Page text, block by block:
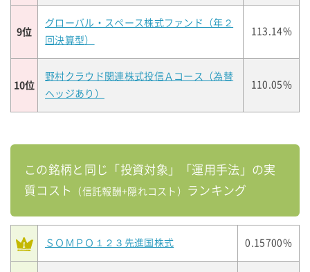
9位
グローバル・スペース株式ファンド（年２
回決算型）
113.14%
10位
野村クラウド関連株式投信Ａコース（為替
ヘッジあり）
110.05%
この銘柄と同じ「投資対象」「運用手法」の実
質コスト
（信託報酬+隠れコスト） ランキング
ＳＯＭＰＯ１２３先進国株式 0.15700%